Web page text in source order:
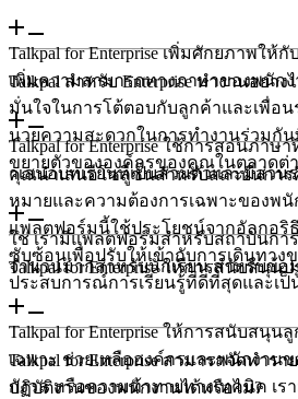
Talkpal for Enterprise เพิ่มศักยภาพใ
เพิ่มความสามารถทางภาษาของพนัก
มั่นใจในการโต้ตอบกับลูกค้าและเพื่อ
นวยความสะดวกในการทํางานร่วมกั
ขยายตัวขององค์กรของคุณในตลาดต่า
Talkpal สำหรับ Enterprise ทำงานอย่าง
Talkpal for Enterprise ใช้การสอนภา
าเสนอบทเรียนที่เป็นส่วนตัวและมีส่วน
หมายและความต้องการเฉพาะของพ
แพลตฟอร์มนี้ใช้ประโยชน์จากอัลกอริ
ซับซ้อนเพื่อปรับให้เข้ากับการเดินทาง
ประสบการณ์การเรียนรู้ที่ดีที่สุดและเป็
คุณนำเสนอโซลูชั่นสำหรับสถาบันการ
ใช่ เรามีแพลตฟอร์มสําหรับสถาบันกา
จํานวนมากสําหรับนักเรียน สําหรับข้อ
Talkpal for Enterprise ให้การสนับสนุน
Talkpal for Enterprise ให้การสนับสนุ
เฉพาะ ช่วยเหลือองค์กรและพนักงา
กังวล หรือความท้าทายทางเทคนิค เร
Talkpal for Enterprise สามารถจัดทำ
ปฏิบัติงานของพนักงานได้หรือไม่?